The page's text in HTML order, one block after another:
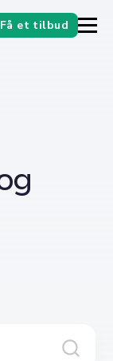
Få et tilbud